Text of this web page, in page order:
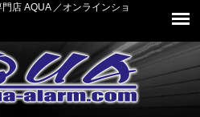
店 AQUA ／オンラインショ